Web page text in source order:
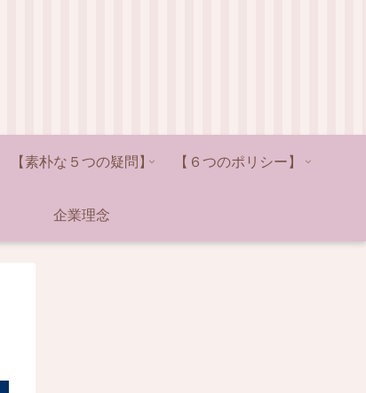
【素朴な５つの疑問】 【６つのポリシー】
企業理念